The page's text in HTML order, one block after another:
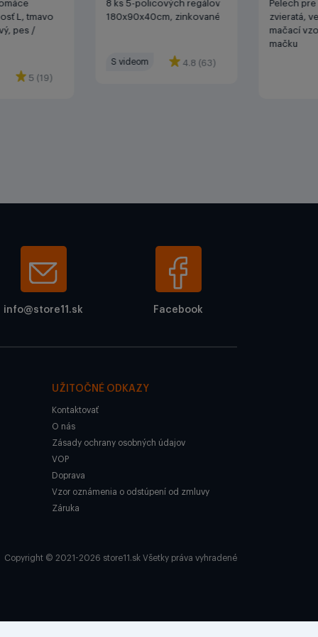
L, tmavo
pes /
5 (19)
8 ks 5-policových regálov
180x90x40cm, zinkované
S videom 4.8 (63)
Pelech
zvieratá,
mačací
mačku
info@store11.sk Facebook
UŽITOČNÉ ODKAZY
Kontaktovať
O nás
Zásady ochrany osobných údajov
VOP
Doprava
Vzor oznámenia o odstúpení od zmluvy
Záruka
Copyright © 2021-2026 store11.sk Všetky práva vyhradené